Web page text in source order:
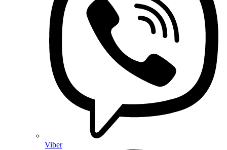
Viber